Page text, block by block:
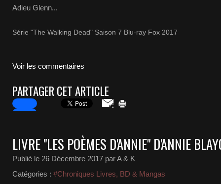
Adieu Glenn...
Série "The Walking Dead" Saison 7 Blu-ray Fox 2017
Voir les commentaires
PARTAGER CET ARTICLE
LIVRE "LES POÈMES D'ANNIE" D'ANNIE
Publié le 26 Décembre 2017 par A & K
Catégories : #Chroniques Livres, BD & Mangas